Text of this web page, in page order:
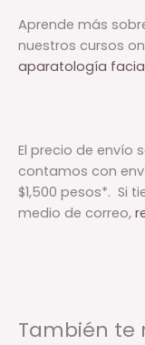
Aprende más
nuestros cursos
aparatología
El precio de envío
contamos con
$1,500 pesos*. Si
medio de correo,
También te